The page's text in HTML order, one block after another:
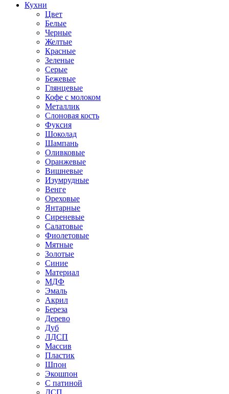
Кухни
Цвет
Белые
Черные
Желтые
Красные
Зеленые
Серые
Бежевые
Глянцевые
Кофе с молоком
Металлик
Слоновая кость
Фуксия
Шоколад
Шампань
Оливковые
Оранжевые
Вишневые
Изумрудные
Венге
Ореховые
Янтарные
Сиреневые
Салатовые
Фиолетовые
Мятные
Золотые
Синие
Материал
МДФ
Эмаль
Акрил
Береза
Дерево
Дуб
ЛДСП
Массив
Пластик
Шпон
Экошпон
С патиной
ДСП